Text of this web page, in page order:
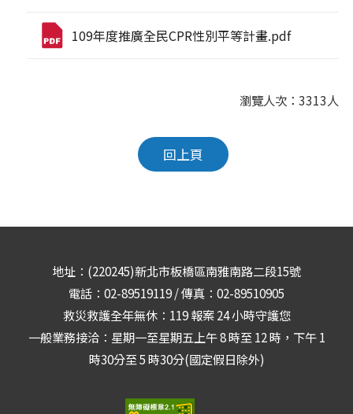
109年度推廣全民CPR性別平等計畫.pdf
瀏覽人次：3313人
回上頁
地址：(220245)新北市板橋區南雅南路二段15號
電話：02-89519119 / 傳真：02-89510905
救災救護全年無休：119 報案 24 小時守護您
一般業務接洽：星期一至星期五上午 8 時至 12 時，下午 1
時30分至 5 時30分(國定假日除外)